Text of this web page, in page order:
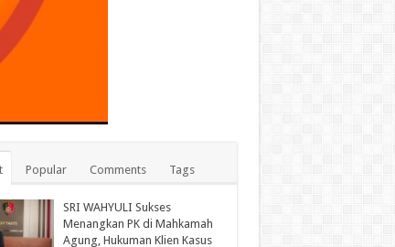
Popular Comments Tags
SRI WAHYULI Sukses
Menangkan PK di Mahkamah
Agung, Hukuman Klien Kasus